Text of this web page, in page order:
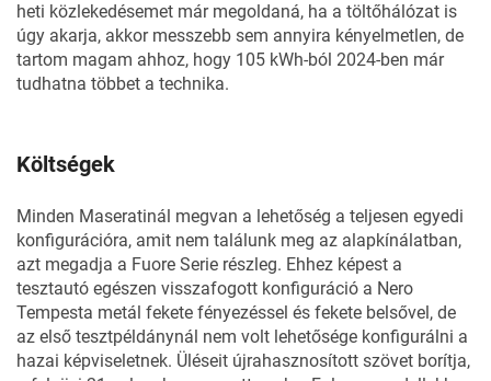
heti közlekedésemet már megoldaná, ha a töltőhálózat is
úgy akarja, akkor messzebb sem annyira kényelmetlen, de
tartom magam ahhoz, hogy 105 kWh-ból 2024-ben már
tudhatna többet a technika.
Költségek
Minden Maseratinál megvan a lehetőség a teljesen egyedi
konfigurációra, amit nem találunk meg az alapkínálatban,
azt megadja a Fuore Serie részleg. Ehhez képest a
tesztautó egészen visszafogott konfiguráció a Nero
Tempesta metál fekete fényezéssel és fekete belsővel, de
az első tesztpéldánynál nem volt lehetősége konfigurálni a
hazai képviseletnek. Üléseit újrahasznosított szövet borítja,